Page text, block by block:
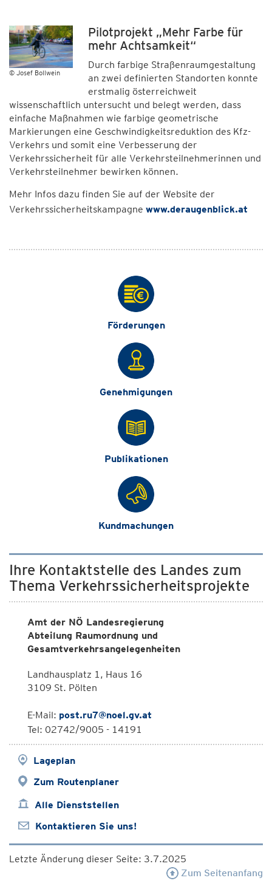
© Josef Bollwein
Pilotprojekt „Mehr Farbe für
mehr Achtsamkeit“
Durch farbige Straßenraumgestaltung
an zwei definierten Standorten konnte
erstmalig österreichweit
wissenschaftlich untersucht und belegt werden, dass
einfache Maßnahmen wie farbige geometrische
Markierungen eine Geschwindigkeitsreduktion des Kfz-
Verkehrs und somit eine Verbesserung der
Verkehrssicherheit für alle Verkehrsteilnehmerinnen und
Verkehrsteilnehmer bewirken können.
Mehr Infos dazu finden Sie auf der Website der
Verkehrssicherheitskampagne www.deraugenblick.at
Förderungen
Genehmigungen
Publikationen
Kundmachungen
Ihre Kontaktstelle des Landes zum
Thema Verkehrssicherheitsprojekte
Amt der NÖ Landesregierung
Abteilung Raumordnung und
Gesamtverkehrsangelegenheiten
Landhausplatz 1, Haus 16
3109 St. Pölten
E-Mail: post.ru7@noel.gv.at
Tel: 02742/9005 - 14191
Lageplan
Zum Routenplaner
Alle Dienststellen
Kontaktieren Sie uns!
Letzte Änderung dieser Seite: 3.7.2025
Zum Seitenanfang